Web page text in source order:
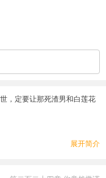
，定要让那死渣男和白莲花
展开简介